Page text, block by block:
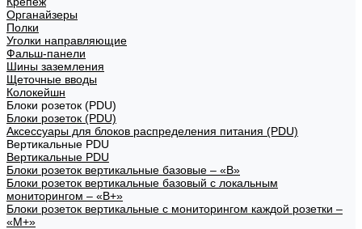
Органайзеры
Полки
Уголки направляющие
Фальш-панели
Шины заземления
Щеточные вводы
Колокейшн
Блоки розеток (PDU)
Блоки розеток (PDU)
Аксессуары для блоков распределения питания (PDU)
Вертикальные PDU
Вертикальные PDU
Блоки розеток вертикальные базовые – «В»
Блоки розеток вертикальные базовый с локальным
мониторингом – «В+»
Блоки розеток вертикальные с мониторингом каждой розетки –
«М+»